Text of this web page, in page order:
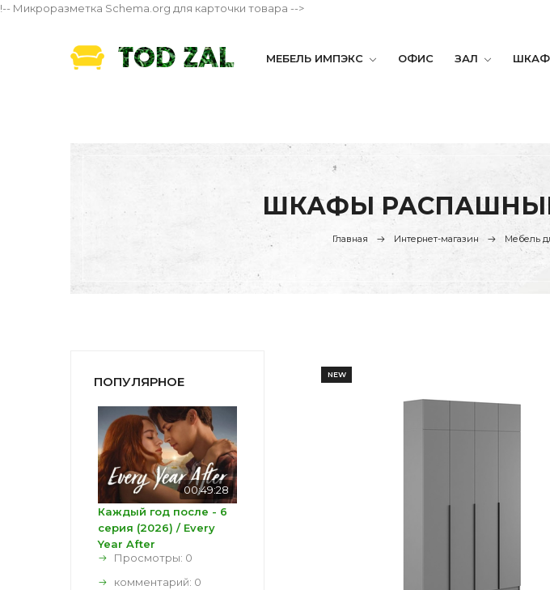
!-- Микроразметка Schema.org для карточки товара -->
МЕБЕЛЬ ИМПЭКС ОФИС ЗАЛ
ШКАФЫ РАСПАШНЫЕ
Главная Интернет-магазин Мебель
NEW
ПОПУЛЯРНОЕ
00:49:28
Каждый год после - 6
серия (2026) / Every
Year After
Просмотры: 0
комментарий: 0